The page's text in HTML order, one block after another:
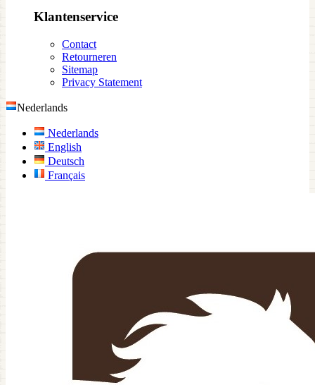
Klantenservice
Contact
Retourneren
Sitemap
Privacy Statement
Nederlands
Nederlands
English
Deutsch
Français